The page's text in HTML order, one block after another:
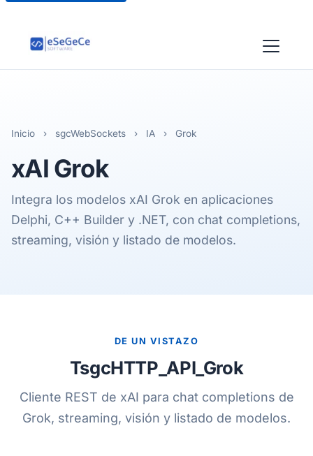
Inicio › sgcWebSockets › IA › Grok
xAI Grok
Integra los modelos xAI Grok en aplicaciones
Delphi, C++ Builder y .NET, con chat completions,
streaming, visión y listado de modelos.
DE UN VISTAZO
TsgcHTTP_API_Grok
Cliente REST de xAI para chat completions de
Grok, streaming, visión y listado de modelos.